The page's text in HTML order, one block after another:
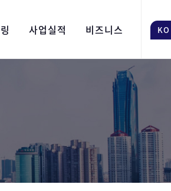
사업실적 비즈니스 KO